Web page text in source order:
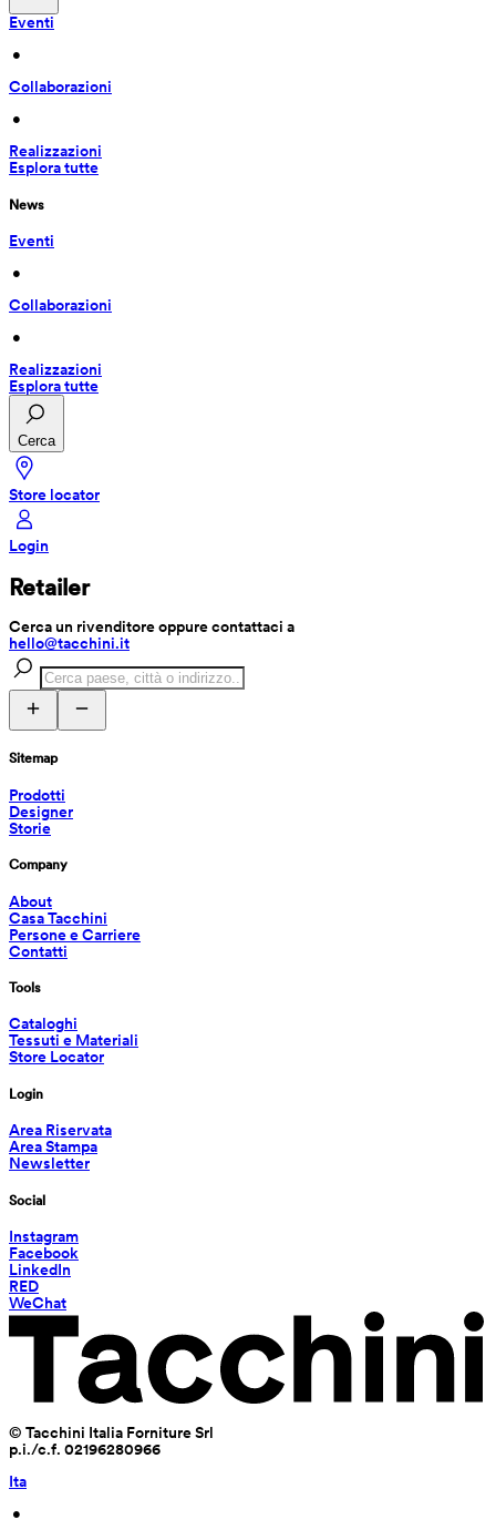
Eventi
•
Collaborazioni
•
Realizzazioni
Esplora tutte
News
Eventi
•
Collaborazioni
•
Realizzazioni
Esplora tutte
Cerca
Store locator
Login
Retailer
Cerca un rivenditore oppure contattaci a
hello@tacchini.it
Sitemap
Prodotti
Designer
Storie
Company
About
Casa Tacchini
Persone e Carriere
Contatti
Tools
Cataloghi
Tessuti e Materiali
Store Locator
Login
Area Riservata
Area Stampa
Newsletter
Social
Instagram
Facebook
LinkedIn
RED
WeChat
© Tacchini Italia Forniture Srl
p.i./c.f. 02196280966
Ita
•